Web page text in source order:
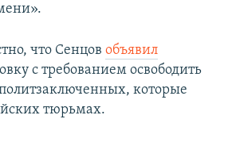
что Сенцов объявил
с требованием освободить
которые
тюрьмах.